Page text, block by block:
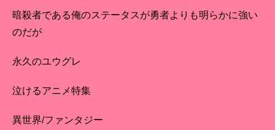
暗殺者である俺のステータスが勇者よりも明らかに強い
のだが
永久のユウグレ
泣けるアニメ特集
異世界/ファンタジー